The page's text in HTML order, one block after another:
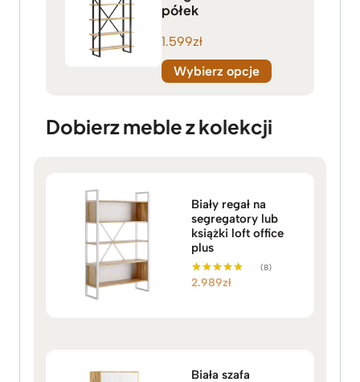
półek
1.599zł
Wybierz opcje
Dobierz meble z kolekcji
Biały regał na
segregatory lub
książki loft office
plus
Oceniono
(8)
2.989zł
Biała szafa